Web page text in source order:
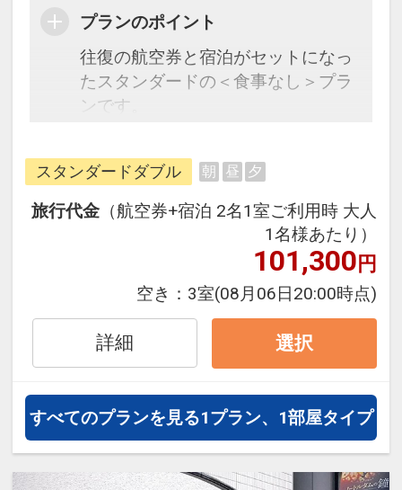
プランのポイント
往復の航空券と宿泊がセットになっ
たスタンダードの＜食事なし＞プラ
ンです。
できるダイナミックパッケージだか
ら、一都市滞在はもちろん周遊旅行
にも最適！
旅行期間中の1泊だけの宿泊や延
泊・飛び泊なども自由自在です。
JALマイレージ会員の方にはフライ
トマイルが50%貯まります。
スタンダードダブル 朝 昼 夕
旅行代金 （航空券+宿泊 2名1室ご利用時 大人
1名様あたり）
101,300円
空き： 3室(08月06日20:00時点)
詳細 選択
すべてのプランを見る1プラン、1部屋タイプ